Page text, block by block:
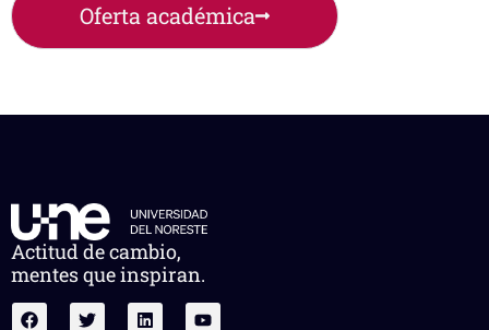
Oferta académica
Actitud de cambio,
mentes que inspiran.